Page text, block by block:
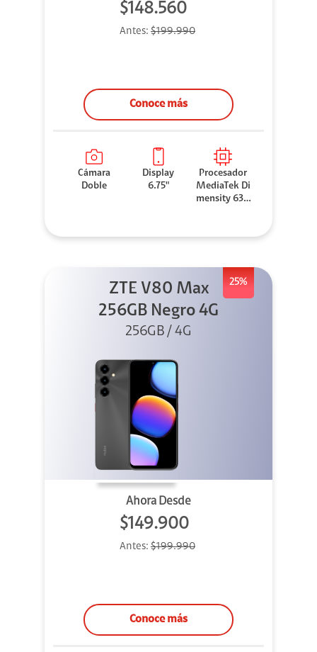
$148.560
Antes: $199.990
Conoce más
Cámara
Doble
Display
6.75"
Procesador
MediaTek Di
mensity 630
25%
ZTE V80 Max
256GB Negro 4G
256GB / 4G
Ahora Desde
$149.900
Antes: $199.990
Conoce más